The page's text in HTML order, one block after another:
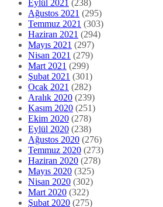
Eylül 2021 (238)
Ağustos 2021 (295)
Temmuz 2021 (303)
Haziran 2021 (294)
Mayıs 2021 (297)
Nisan 2021 (279)
Mart 2021 (299)
Şubat 2021 (301)
Ocak 2021 (282)
Aralık 2020 (239)
Kasım 2020 (251)
Ekim 2020 (278)
Eylül 2020 (238)
Ağustos 2020 (276)
Temmuz 2020 (273)
Haziran 2020 (278)
Mayıs 2020 (325)
Nisan 2020 (302)
Mart 2020 (322)
Şubat 2020 (275)